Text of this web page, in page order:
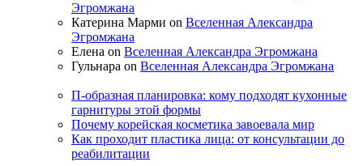
Эгромжана
Катерина Марми on Вселенная Александра
Эгромжана
Елена on Вселенная Александра Эгромжана
Гульнара on Вселенная Александра Эгромжана
П-образная планировка: кому подходят кухонные
гарнитуры этой формы
Почему корейская косметика завоевала мир
Как проходит пластика лица: от консультации до
реабилитации